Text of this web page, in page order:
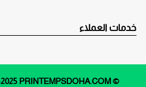
خدمات العملاء
© All Rights Reserved 2020-2025 PRINTEMPSDOHA.COM